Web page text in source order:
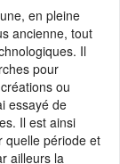
en pleine
ancienne, tout
Il
pour
ou
essayé de
Il est ainsi
quelle période et
ailleurs la